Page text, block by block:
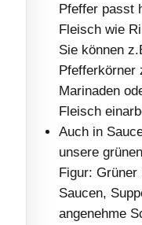
Pfeffer passt
Fleisch wie
Sie können
Pfefferkörner
Marinaden
Fleisch
Auch in
unsere
Figur:
Saucen,
angenehme